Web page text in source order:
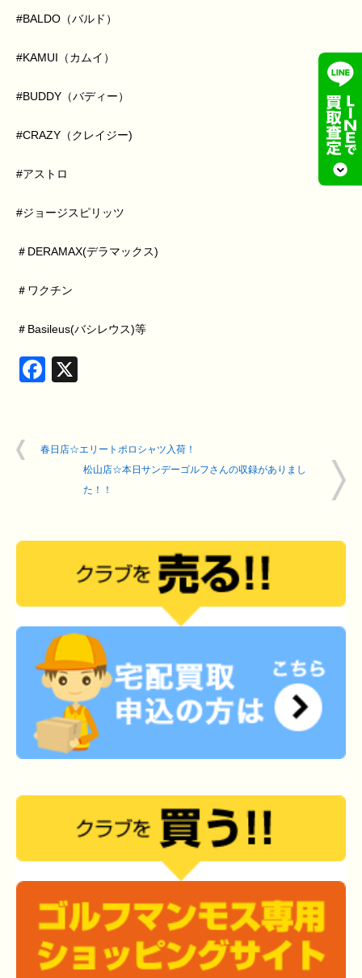
#BALDO（バルド）
#KAMUI（カムイ）
#BUDDY（バディー）
#CRAZY（クレイジー)
#アストロ
#ジョージスピリッツ
＃DERAMAX(デラマックス)
＃ワクチン
＃Basileus(バシレウス)等
Facebook
春日店☆エリートポロシャツ入荷！
松山店☆本日サンデーゴルフさんの収録がありまし
た！！